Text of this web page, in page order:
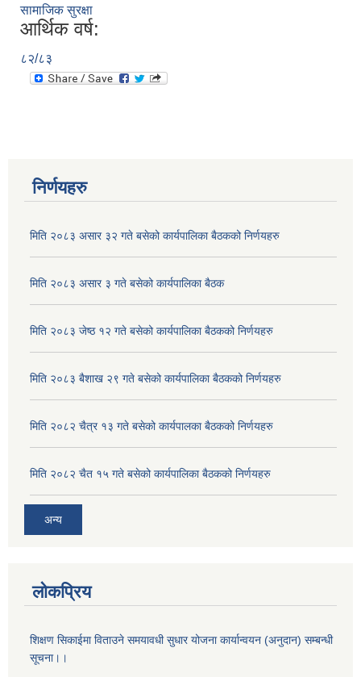
सामाजिक सुरक्षा
आर्थिक वर्ष:
८२/८३
निर्णयहरु
मिति २०८३ असार ३२ गते बसेको कार्यपालिका बैठकको निर्णयहरु
मिति २०८३ असार ३ गते बसेको कार्यपालिका बैठक
मिति २०८३ जेष्ठ १२ गते बसेको कार्यपालिका बैठकको निर्णयहरु
मिति २०८३ बैशाख २९ गते बसेको कार्यपालिका बैठकको निर्णयहरु
मिति २०८२ चैत्र १३ गते बसेको कार्यपालका बैठकको निर्णयहरु
मिति २०८२ चैत १५ गते बसेको कार्यपालिका बैठकको निर्णयहरु
अन्य
लोकप्रिय
शिक्षण सिकाईमा विताउने समयावधी सुधार योजना कार्यान्वयन (अनुदान) सम्बन्धी
सूचना।।